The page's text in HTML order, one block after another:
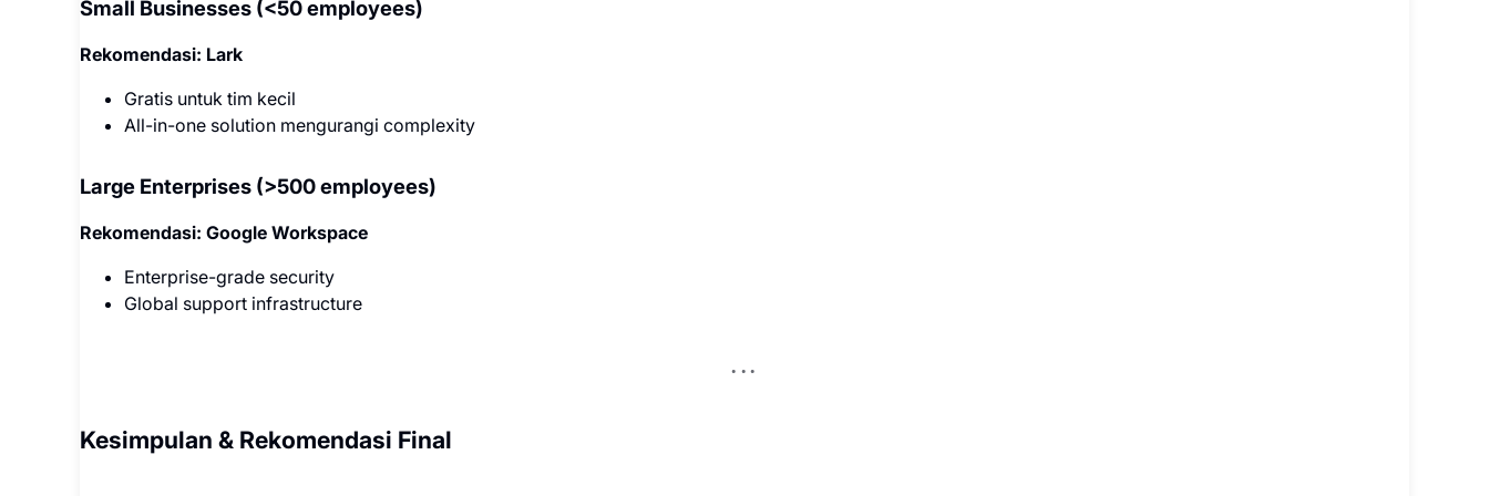
Small Businesses (<50 employees)
Rekomendasi: Lark
Gratis untuk tim kecil
All-in-one solution mengurangi complexity
Large Enterprises (>500 employees)
Rekomendasi: Google Workspace
Enterprise-grade security
Global support infrastructure
Kesimpulan & Rekomendasi Final